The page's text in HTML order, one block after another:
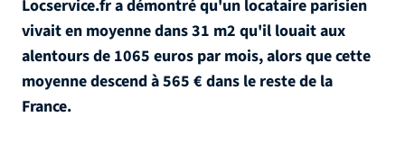
Locservice.fr a démontré qu'un locataire parisien
vivait en moyenne dans 31 m2 qu'il louait aux
alentours de 1065 euros par mois, alors que cette
moyenne descend à 565 € dans le reste de la
France.